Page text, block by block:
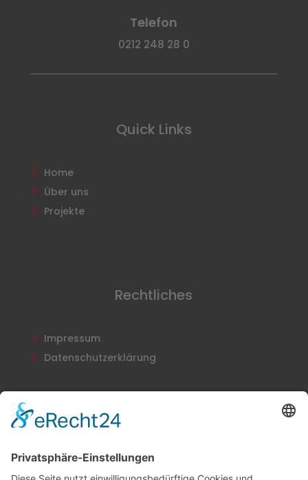
Telefon
0212 248 28 0
Quick Links
Home
Über uns
Projekte
Rechtliches
Impressum
Datenschutzerklärung
Newsletter